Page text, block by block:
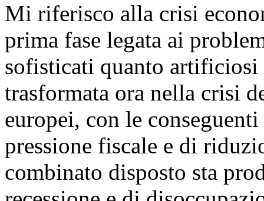
Mi riferisco alla crisi
prima fase legata ai
sofisticati quanto
trasformata ora nella crisi
europei, con le
pressione fiscale e di
combinato disposto sta